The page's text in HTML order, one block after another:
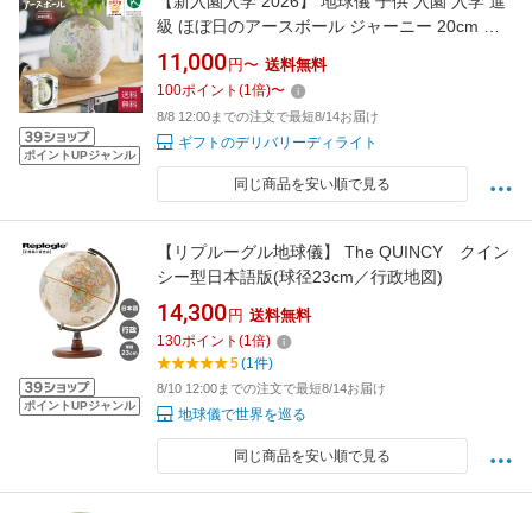
ポイントUPジャンル
級 ほぼ日のアースボール ジャーニー 20cm 誕
生日 祝い お祝い ギフト プレゼント ラッピング
知育 おもちゃ 世界地図 地図 ほぼ日 3D インテ
リア 景品 新築祝い 結婚内祝い 46804
11,000 円〜 送料無料
100ポイント (1倍)〜
8/8 12:00までの注文で最短8/14お届け
ギフトのデリバリーディライト
同じ商品を安い順で見る
ポイントUPジャンル
【リプルーグル地球儀】 The QUINCY クイン
シー型日本語版(球径23cm／行政地図)
14,300 円 送料無料
130ポイント (1倍)
5(1件)
8/10 12:00までの注文で最短8/14お届け
地球儀で世界を巡る
同じ商品を安い順で見る